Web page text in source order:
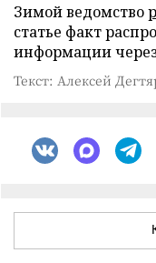
Зимой ведомство
статье факт
информации
Текст: Алексей